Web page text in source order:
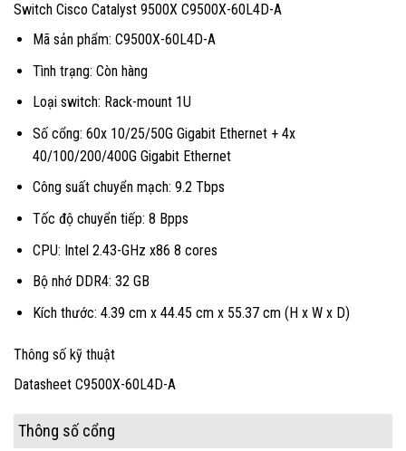
Switch Cisco Catalyst 9500X C9500X-60L4D-A
Mã sản phẩm: C9500X-60L4D-A
Tình trạng: Còn hàng
Loại switch: Rack-mount 1U
Số cổng: 60x 10/25/50G Gigabit Ethernet + 4x
40/100/200/400G Gigabit Ethernet
Công suất chuyển mạch: 9.2 Tbps
Tốc độ chuyển tiếp: 8 Bpps
CPU: Intel 2.43-GHz x86 8 cores
Bộ nhớ DDR4: 32 GB
Kích thước: 4.39 cm x 44.45 cm x 55.37 cm (H x W x D)
Thông số kỹ thuật
Datasheet C9500X-60L4D-A
Thông số cổng